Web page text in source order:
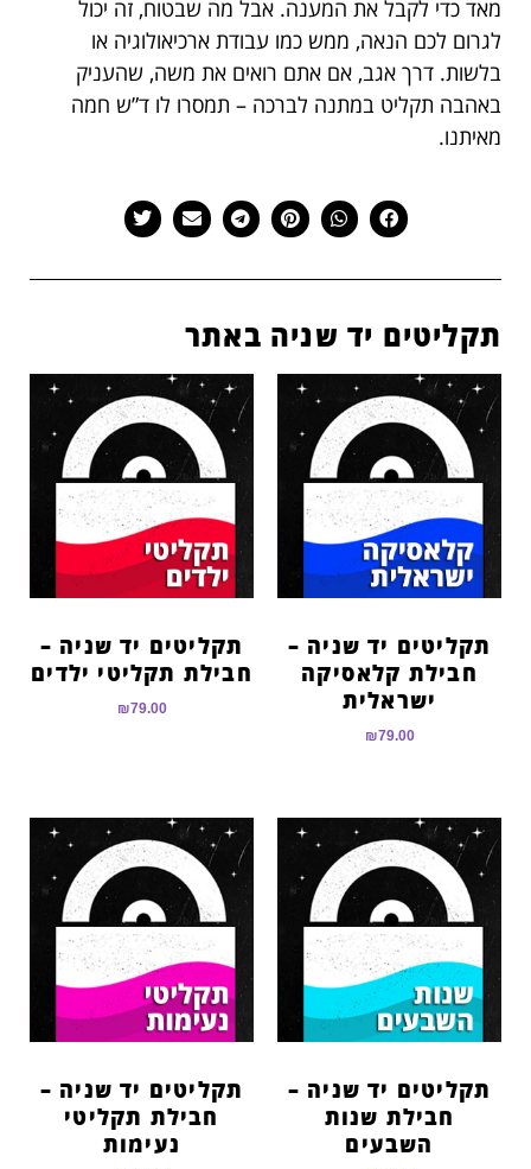
מאד כדי לקבל את המענה. אבל מה שבטוח, זה יכול
לגרום לכם הנאה, ממש כמו עבודת ארכיאולוגיה או
בלשות. דרך אגב, אם אתם רואים את משה, שהעניק
באהבה תקליט במתנה לברכה – תמסרו לו ד”ש חמה
מאיתנו.
תקליטים יד שניה באתר
תקליטים יד שניה –
חבילת קלאסיקה
ישראלית
₪79.00
תקליטים יד שניה –
חבילת תקליטי ילדים
₪79.00
תקליטים יד שניה –
חבילת שנות
השבעים
תקליטים יד שניה –
חבילת תקליטי
נעימות